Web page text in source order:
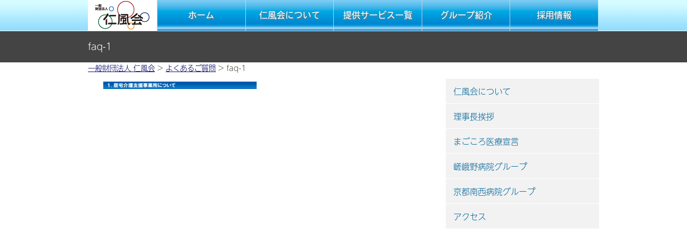
ホーム 仁風会について 提供サービス一覧 グループ紹介 採用情報
faq-1
一般財団法人 仁風会 > よくあるご質問 > faq-1
仁風会について
理事長挨拶
まごころ医療宣言
嵯峨野病院グループ
京都南西病院グループ
アクセス